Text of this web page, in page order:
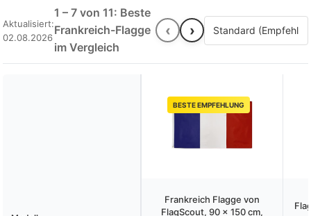
Niederlanden. Dabei evaluieren wir die Qualität des Materials,
die Farbbrillanz und viele andere Aspekte. Strapazierfähig sollte
eine solche
sein, richtig? Und das Rot soll ja auch
nach vielen Regenschauern noch strahlen wie ein frisch
gepflückter Mohn im Frühling. Bleiben Sie also dran, wenn wir die
Aktualisiert:
02.08.2026
1 – 7 von 11: Beste
Frankreich-Flagge
im Vergleich
‹ ›
BESTE EMPFEHLUNG
Frankreich Flagge von
FlagScout, 90 x 150 cm,